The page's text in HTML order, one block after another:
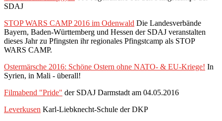
SDAJ
STOP WARS CAMP 2016 im Odenwald Die Landesverbände
Bayern, Baden-Württemberg und Hessen der SDAJ veranstalten
dieses Jahr zu Pfingsten ihr regionales Pfingstcamp als STOP
WARS CAMP.
Ostermärsche 2016: Schöne Ostern ohne NATO- & EU-Kriege! In
Syrien, in Mali - überall!
Filmabend "Pride" der SDAJ Darmstadt am 04.05.2016
Leverkusen Karl-Liebknecht-Schule der DKP